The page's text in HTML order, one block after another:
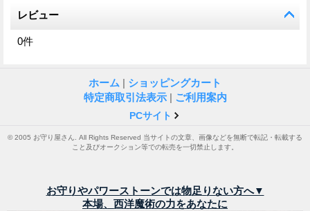
レビュー
0件
ホーム | ショッピングカート
特定商取引法表示 | ご利用案内
PCサイト
© 2005 お守り屋さん. All Rights Reserved 当サイトの文章、画像などを無断で転記・転載する
こと及びオークション等での転売を一切禁止します。
お守りやパワーストーンでは物足りない方へ▼
本場、西洋魔術の力をあなたに